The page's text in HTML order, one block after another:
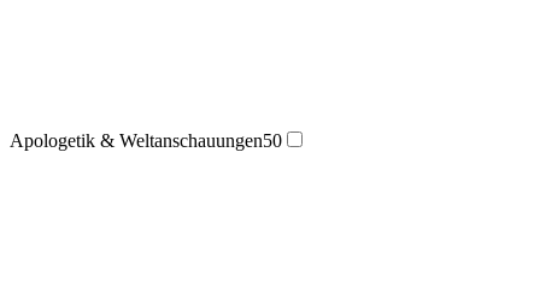
Apologetik & Weltanschauungen50